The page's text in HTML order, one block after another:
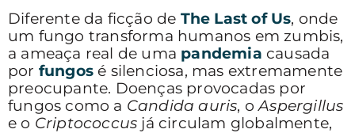
Diferente da ficção de The Last of Us, onde
um fungo transforma humanos em zumbis,
a ameaça real de uma pandemia causada
por fungos é silenciosa, mas extremamente
preocupante. Doenças provocadas por
fungos como a Candida auris, oAspergillus
e o Criptococcus já circulam globalmente,